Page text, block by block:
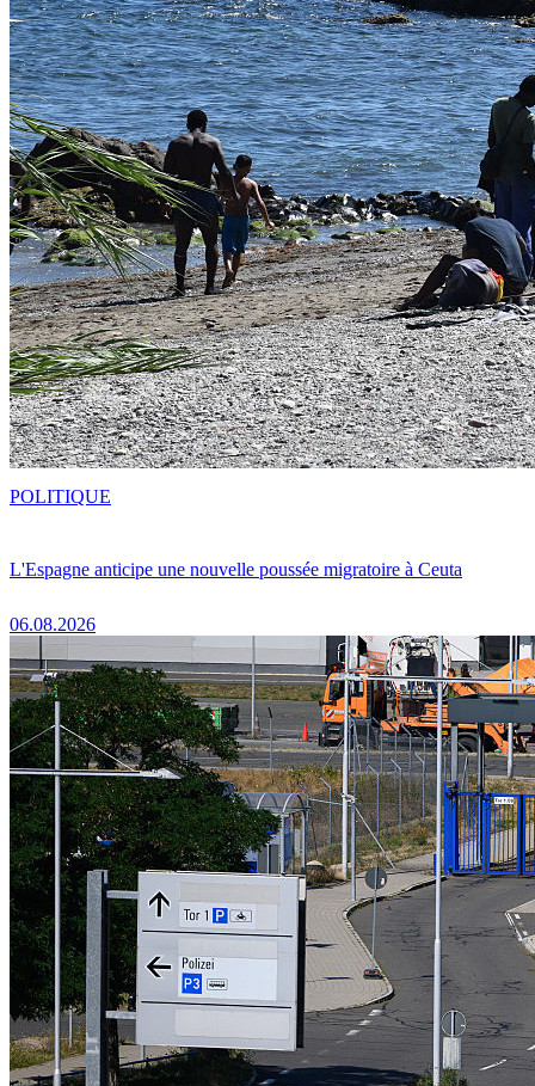
L'Espagne anticipe une nouvelle poussée migratoire à Ceuta
06.08.2026
POLITIQUE